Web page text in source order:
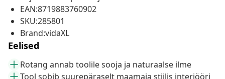
EAN:8719883760902
SKU:285801
Brand:vidaXL
Eelised
Rotang annab toolile sooja ja naturaalse ilme
Tool sobib suurepäraselt maamaja stiilis interjööri